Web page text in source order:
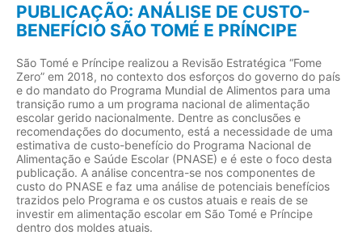
PUBLICAÇÃO: ANÁLISE DE CUSTO-
BENEFÍCIO SÃO TOMÉ E PRÍNCIPE
São Tomé e Príncipe realizou a Revisão Estratégica “Fome
Zero” em 2018, no contexto dos esforços do governo do país
e do mandato do Programa Mundial de Alimentos para uma
transição rumo a um programa nacional de alimentação
escolar gerido nacionalmente. Dentre as conclusões e
recomendações do documento, está a necessidade de uma
estimativa de custo-benefício do Programa Nacional de
Alimentação e Saúde Escolar (PNASE) e é este o foco desta
publicação. A análise concentra-se nos componentes de
custo do PNASE e faz uma análise de potenciais benefícios
trazidos pelo Programa e os custos atuais e reais de se
investir em alimentação escolar em São Tomé e Príncipe
dentro dos moldes atuais.